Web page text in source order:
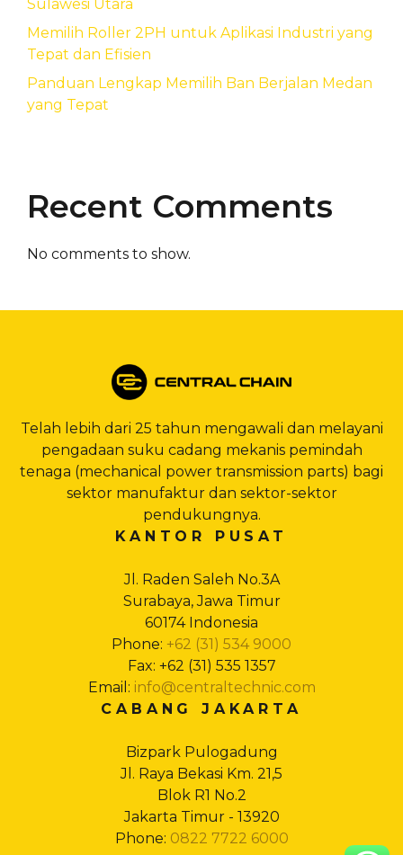
Sulawesi Utara
Memilih Roller 2PH untuk Aplikasi Industri yang
Tepat dan Efisien
Panduan Lengkap Memilih Ban Berjalan Medan
yang Tepat
Recent Comments
No comments to show.
Telah lebih dari 25 tahun mengawali dan melayani
pengadaan suku cadang mekanis pemindah
tenaga (mechanical power transmission parts) bagi
sektor manufaktur dan sektor-sektor
pendukungnya.
KANTOR PUSAT
Jl. Raden Saleh No.3A
Surabaya, Jawa Timur
60174 Indonesia
Phone: +62 (31) 534 9000
Fax: +62 (31) 535 1357
Email: info@centraltechnic.com
CABANG JAKARTA
Bizpark Pulogadung
Jl. Raya Bekasi Km. 21,5
Blok R1 No.2
Jakarta Timur - 13920
Phone: 0822 7722 6000